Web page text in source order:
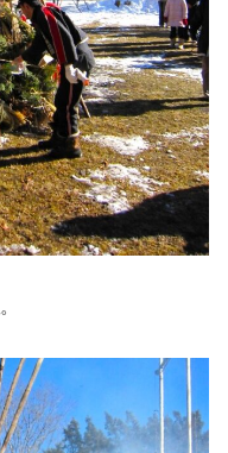
。